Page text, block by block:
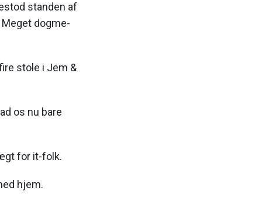
standen af
dogme-
stole i Jem &
os nu bare
for it-folk.
hjem.